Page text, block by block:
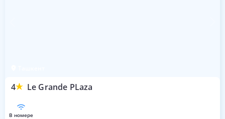
4 Le Grande PLaza
в номере